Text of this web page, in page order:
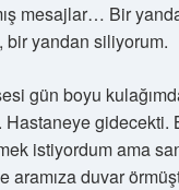
mesajlar… Bir
bir yandan siliyorum.
gün boyu
Hastaneye gidecekti.
istiyordum ama
aramıza duvar